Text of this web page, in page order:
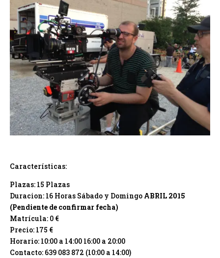
Características:
Plazas: 15 Plazas
Duracion: 16 Horas Sábado y Domingo ABRIL 2015
(Pendiente de confirmar fecha)
Matrícula: 0 €
Precio: 175 €
Horario: 10:00 a 14:00 16:00 a 20:00
Contacto: 639 083 872 (10:00 a 14:00)